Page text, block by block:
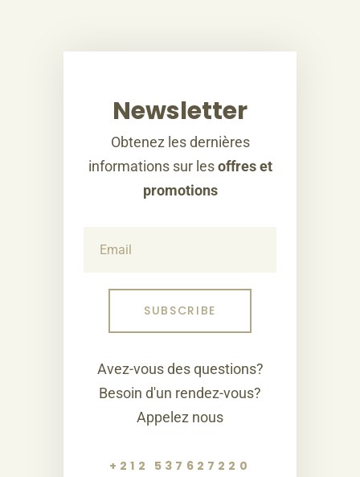
Newsletter
Obtenez les dernières
informations sur lesoffres et
promotions
Avez-vous des questions?
Besoin d'un rendez-vous?
Appelez nous
+212 537627220